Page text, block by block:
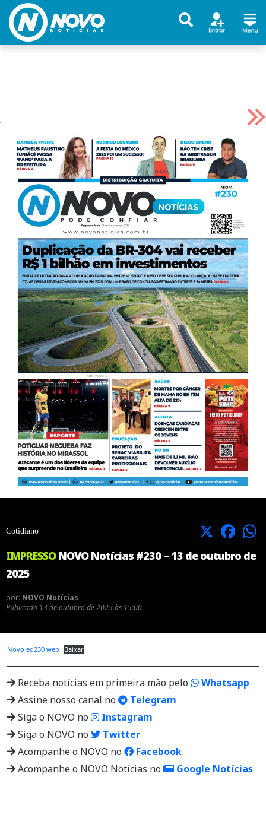
Cotidiano X Facebook
IMPRESSONOVO Notícias #230 – 13 de outubro de
2025
por: NOVO Notícias
Publicado 13 de outubro de 2025 às 15:00
Novo ed230 web Baixar
Receba notícias em primeira mão pelo
Whatsapp
Assine nosso canal no
Telegram
Siga o NOVO no
Instagram
Siga o NOVO no
Twitter
Acompanhe o NOVO no
Facebook
Acompanhe o NOVO Notícias no
Google Notícias